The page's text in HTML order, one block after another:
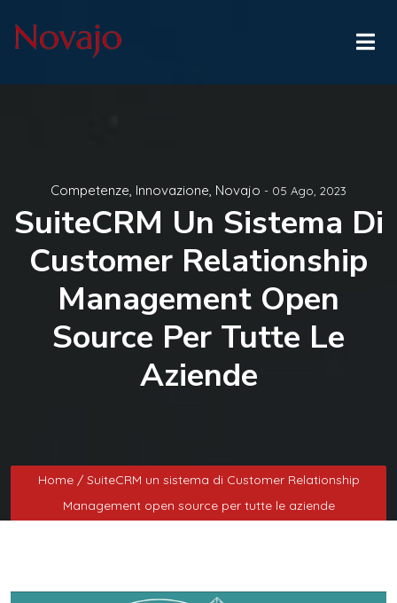
Competenze, Innovazione, Novajo - 05 Ago, 2023
SuiteCRM Un Sistema Di
Customer Relationship
Management Open
Source Per Tutte Le
Aziende
Home / SuiteCRM un sistema di Customer Relationship
Management open source per tutte le aziende